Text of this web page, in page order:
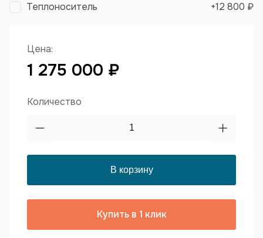
Теплоноситель +12 800 ₽
Цена:
1 275 000 ₽
Количество
Купить в 1 клик